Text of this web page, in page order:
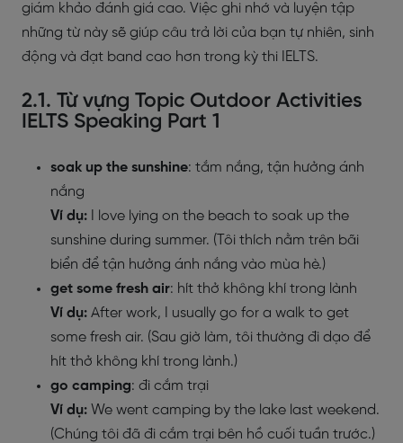
giám khảo đánh giá cao. Việc ghi nhớ và luyện tập
những từ này sẽ giúp câu trả lời của bạn tự nhiên, sinh
động và đạt band cao hơn trong kỳ thi IELTS.
2.1. Từ vựng Topic Outdoor Activities
IELTS Speaking Part 1
soak up the sunshine: tắm nắng, tận hưởng ánh
nắng
Ví dụ: I love lying on the beach to soak up the
sunshine during summer. (Tôi thích nằm trên bãi
biển để tận hưởng ánh nắng vào mùa hè.)
get some fresh air: hít thở không khí trong lành
Ví dụ: After work, I usually go for a walk to get
some fresh air. (Sau giờ làm, tôi thường đi dạo để
hít thở không khí trong lành.)
go camping: đi cắm trại
Ví dụ: We went camping by the lake last weekend.
(Chúng tôi đã đi cắm trại bên hồ cuối tuần trước.)